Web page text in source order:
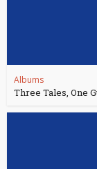
Albums
Three Tales, One